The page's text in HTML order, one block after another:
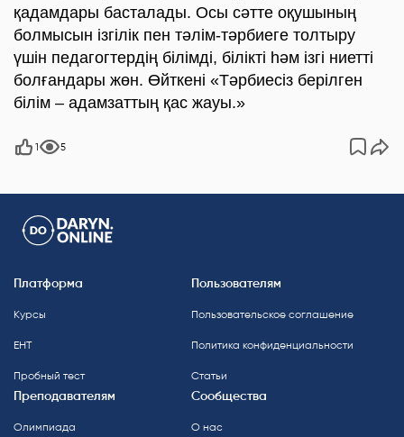
қадамдары басталады. Осы сәтте оқушының
болмысын ізгілік пен тәлім-тәрбиеге толтыру
үшін педагогтердің білімді, білікті һәм ізгі ниетті
болғандары жөн. Өйткені «Тәрбиесіз берілген
білім – адамзаттың қас жауы.»
1 5
Платформа
Курсы
ЕНТ
Пробный тест
Пользователям
Пользовательское соглашение
Политика конфиденциальности
Статьи
Преподавателям
Олимпиада
Сообщества
О нас